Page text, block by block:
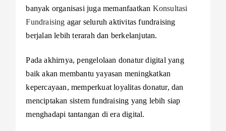
banyak organisasi juga memanfaatkan Konsultasi
Fundraising agar seluruh aktivitas fundraising
berjalan lebih terarah dan berkelanjutan.
Pada akhirnya, pengelolaan donatur digital yang
baik akan membantu yayasan meningkatkan
kepercayaan, memperkuat loyalitas donatur, dan
menciptakan sistem fundraising yang lebih siap
menghadapi tantangan di era digital.